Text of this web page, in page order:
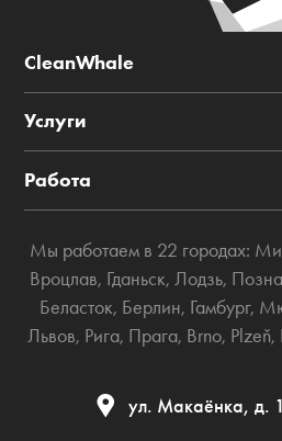
CleanWhale
Услуги
Работа
Мы работаем в 22 городах:
Вроцлав, Гданьск, Лодзь,
Беласток, Берлин, Гамбург,
Львов, Рига, Прага, Brno, Plzeň,
ул. Макаёнка, д.